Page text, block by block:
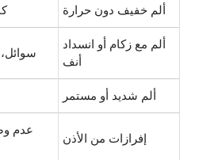
ألم خفيف دون حرارة
ألم مع زكام أو انسداد
أنف
ألم شديد أو مستمر
إفرازات من الأذن
عدم